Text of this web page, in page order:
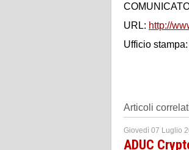
URL: http://
Ufficio
Articoli
Giovedì 07 Luglio
ADUC